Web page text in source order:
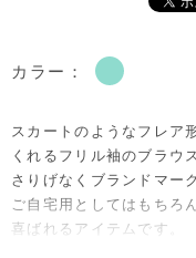
カラー：
スカートのようなフレア
くれるフリル袖のブラウス
さりげなくブランドマー
ご自宅用としてはもちろ
喜ばれるアイテムです。